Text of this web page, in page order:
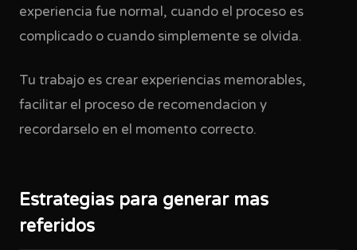
experiencia fue normal, cuando el proceso es
complicado o cuando simplemente se olvida.
Tu trabajo es crear experiencias memorables,
facilitar el proceso de recomendacion y
recordarselo en el momento correcto.
Estrategias para generar mas
referidos